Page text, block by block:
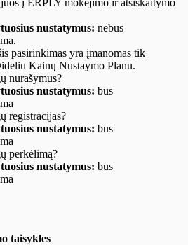
nustatymus: nebus
pasirinkimas yra įmanomas tik
Kainų Nustaymo Planu.
nurašymus?
nustatymus: bus
registracijas?
nustatymus: bus
perkėlimą?
nustatymus: bus
taisykles